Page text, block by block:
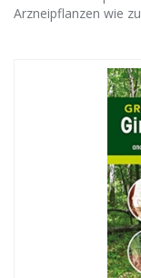
Arzneipflanzen wie